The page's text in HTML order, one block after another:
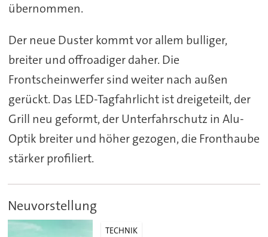
übernommen.
Der neue Duster kommt vor allem bulliger,
breiter und offroadiger daher. Die
Frontscheinwerfer sind weiter nach außen
gerückt. Das LED-Tagfahrlicht ist dreigeteilt, der
Grill neu geformt, der Unterfahrschutz in Alu-
Optik breiter und höher gezogen, die Fronthaube
stärker profiliert.
Neuvorstellung
TECHNIK